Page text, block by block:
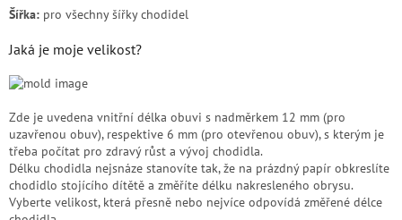
Šířka: pro všechny šířky chodidel
Jaká je moje velikost?
Zde je uvedena vnitřní délka obuvi s nadměrkem 12 mm (pro
uzavřenou obuv), respektive 6 mm (pro otevřenou obuv), s kterým je
třeba počítat pro zdravý růst a vývoj chodidla.
Délku chodidla nejsnáze stanovíte tak, že na prázdný papír obkreslíte
chodidlo stojícího dítětě a změříte délku nakresleného obrysu.
Vyberte velikost, která přesně nebo nejvíce odpovídá změřené délce